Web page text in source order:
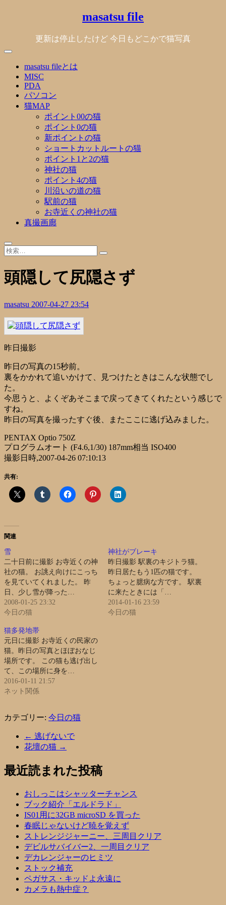
masatsu file
更新は停止したけど 今日もどこかで猫写真
masatsu fileとは
MISC
PDA
パソコン
猫MAP
ポイント00の猫
ポイント0の猫
新ポイントの猫
ショートカットルートの猫
ポイント1と2の猫
神社の猫
ポイント4の猫
川沿いの道の猫
駅前の猫
お寺近くの神社の猫
真撮画廊
頭隠して尻隠さず
masatsu 2007-04-27 23:54
昨日撮影
昨日の写真の15秒前。
裏をかかれて追いかけて、見つけたときはこんな状態でし
た。
今思うと、よくぞあそこまで戻ってきてくれたという感じで
すね。
昨日の写真を撮ったすぐ後、またここに逃げ込みました。
PENTAX Optio 750Z
プログラムオート (F4.6,1/30) 187mm相当 ISO400
撮影日時,2007-04-26 07:10:13
共有:
関連
雪
二十日前に撮影 お寺近くの神
社の猫。 お誂え向けにこっち
を見ていてくれました。 昨
日、少し雪が降った…
2008-01-25 23:32
今日の猫
神社がブレーキ
昨日撮影 駅裏のキジトラ猫。
昨日居たもう1匹の猫です。
ちょっと臆病な方です。 駅裏
に来たときには「…
2014-01-16 23:59
今日の猫
猫多発地帯
元日に撮影 お寺近くの民家の
猫。昨日の写真とほぼおなじ
場所です。 この猫も逃げ出し
て、この場所に身を…
2016-01-11 21:57
ネット関係
カテゴリー: 今日の猫
← 逃げないで
花壇の猫 →
最近読まれた投稿
おしっこはシャッターチャンス
ブック紹介「エルドラド」
IS01用に32GB microSD を買った
春眠じゃないけど暁を覚えず
ストレンジジャーニー、三周目クリア
デビルサバイバー2、一周目クリア
デカレンジャーのヒミツ
ストック補充
ペガサス・キッドよ永遠に
カメラも熱中症？